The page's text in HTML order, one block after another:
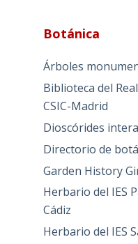
Botánica
Árboles
Biblioteca del
CSIC-Madrid
Dioscórides
Directorio de
Garden History
Herbario del IES
Cádiz
Herbario del IES